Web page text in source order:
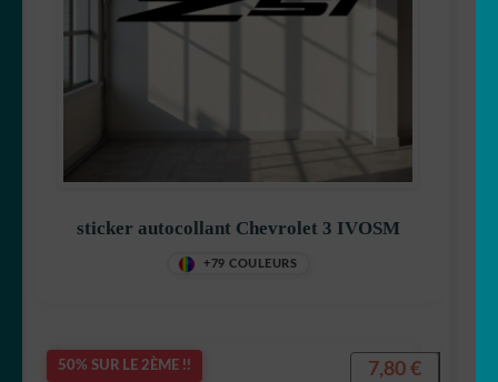
sticker autocollant Chevrolet 3 IVOSM
+79 COULEURS
50% SUR LE 2ÈME !! 7,80 €